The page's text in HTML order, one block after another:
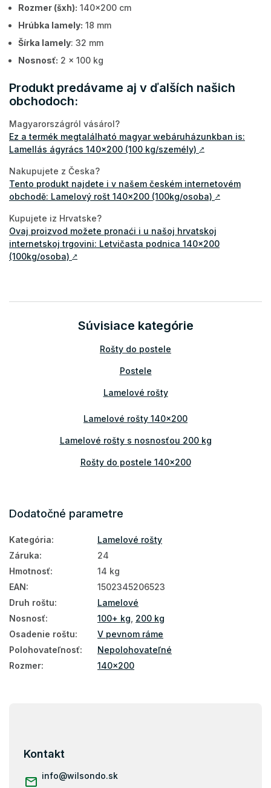
Rozmer (šxh): 140x200 cm
Hrúbka lamely: 18 mm
Šírka lamely: 32 mm
Nosnosť: 2 x 100 kg
Produkt predávame aj v ďalších našich
obchodoch:
Magyarországról vásárol?
Ez a termék megtalálható magyar webáruházunkban is:
Lamellás ágyrács 140x200 (100 kg/személy) ↗
Nakupujete z Česka?
Tento produkt najdete i v našem českém internetovém
obchodě: Lamelový rošt 140x200 (100kg/osoba) ↗
Kupujete iz Hrvatske?
Ovaj proizvod možete pronaći i u našoj hrvatskoj
internetskoj trgovini: Letvičasta podnica 140x200
(100kg/osoba) ↗
Súvisiace kategórie
Rošty do postele
Postele
Lamelové rošty
Lamelové rošty 140x200
Lamelové rošty s nosnosťou 200 kg
Rošty do postele 140x200
Dodatočné parametre
Kategória:
Lamelové rošty
Záruka:
24
Hmotnosť:
14 kg
EAN:
1502345206523
Druh roštu:
Lamelové
Nosnosť: 100+ kg 200 kg
Osadenie roštu:
V pevnom ráme
Polohovateľnosť:
Nepolohovateľné
Rozmer: 140x200
Kontakt
info@wilsondo.sk